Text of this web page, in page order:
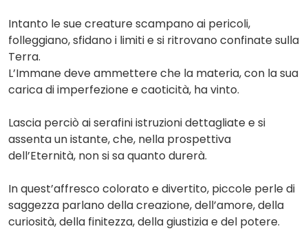
Intanto le sue creature scampano ai pericoli,
folleggiano, sfidano i limiti e si ritrovano confinate sulla
Terra.
L’Immane deve ammettere che la materia, con la sua
carica di imperfezione e caoticità, ha vinto.
Lascia perciò ai serafini istruzioni dettagliate e si
assenta un istante, che, nella prospettiva
dell’Eternità, non si sa quanto durerà.
In quest’affresco colorato e divertito, piccole perle di
saggezza parlano della creazione, dell’amore, della
curiosità, della finitezza, della giustizia e del potere.